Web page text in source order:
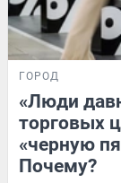
ГОРОД
«Люди
торговых
«черную
Почему?